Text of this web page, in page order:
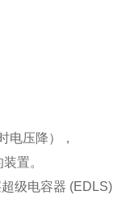
电压降），
装置。
级电容器 (EDLS)